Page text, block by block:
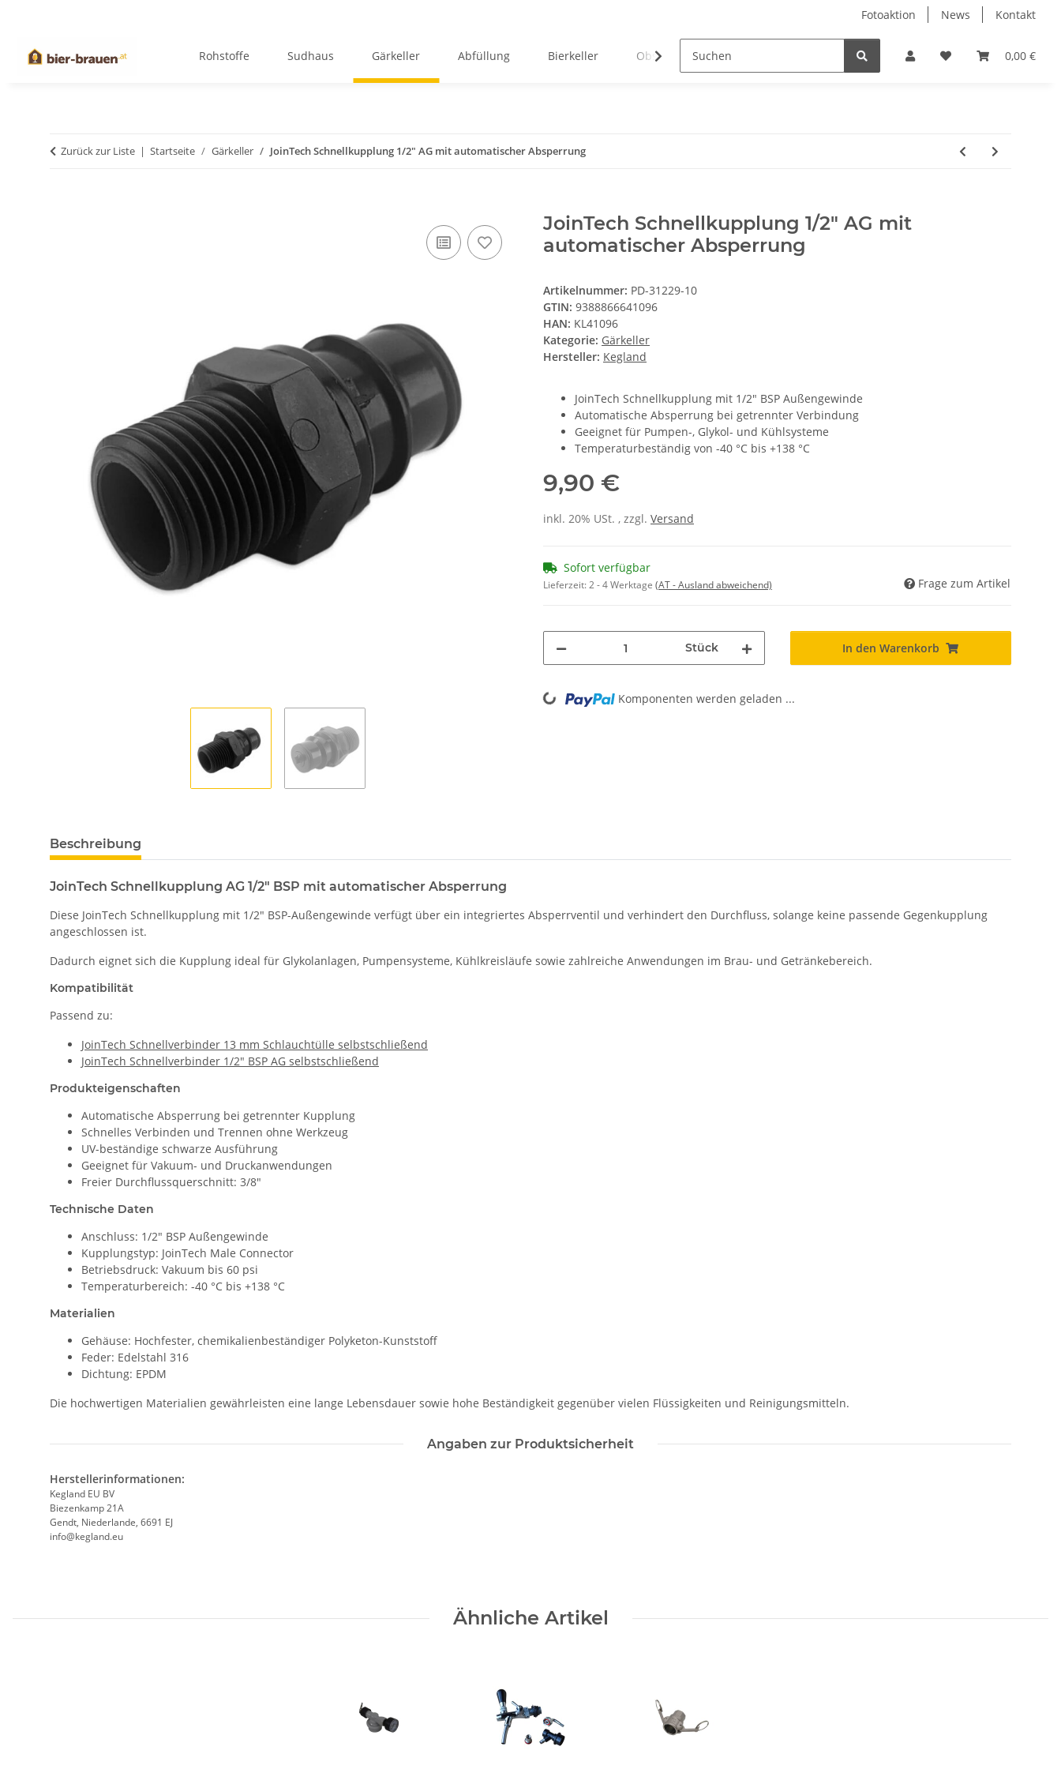
Fotoaktion News Kontakt
0,00 €
Rohstoffe Sudhaus Gärkeller Abfüllung Bierkeller Obstverarbeitung Nützliches Ersatzteile
Zurück zur Liste Startseite Gärkeller JoinTech Schnellkupplung 1/2" AG mit automatischer Absperrung
JoinTech Schnellkupplung 1/2" AG mit
automatischer Absperrung
Artikelnummer: PD-31229-10
GTIN: 9388866641096
HAN: KL41096
Kategorie: Gärkeller
Hersteller: Kegland
JoinTech Schnellkupplung mit 1/2" BSP Außengewinde
Automatische Absperrung bei getrennter Verbindung
Geeignet für Pumpen-, Glykol- und Kühlsysteme
Temperaturbeständig von -40 °C bis +138 °C
9,90 €
inkl. 20% USt. , zzgl. Versand
Sofort verfügbar
Lieferzeit:2 - 4 Werktage (AT - Ausland abweichend) Frage zum Artikel
Stück In den Warenkorb
Loading... Komponenten werden geladen ...
Beschreibung
JoinTech Schnellkupplung AG 1/2" BSP mit automatischer Absperrung
Diese JoinTech Schnellkupplung mit 1/2" BSP-Außengewinde verfügt über ein integriertes Absperrventil und verhindert den Durchfluss, solange keine passende Gegenkupplung
angeschlossen ist.
Dadurch eignet sich die Kupplung ideal für Glykolanlagen, Pumpensysteme, Kühlkreisläufe sowie zahlreiche Anwendungen im Brau- und Getränkebereich.
Kompatibilität
Passend zu:
JoinTech Schnellverbinder 13 mm Schlauchtülle selbstschließend
JoinTech Schnellverbinder 1/2" BSP AG selbstschließend
Produkteigenschaften
Automatische Absperrung bei getrennter Kupplung
Schnelles Verbinden und Trennen ohne Werkzeug
UV-beständige schwarze Ausführung
Geeignet für Vakuum- und Druckanwendungen
Freier Durchflussquerschnitt: 3/8"
Technische Daten
Anschluss: 1/2" BSP Außengewinde
Kupplungstyp: JoinTech Male Connector
Betriebsdruck: Vakuum bis 60 psi
Temperaturbereich: -40 °C bis +138 °C
Materialien
Gehäuse: Hochfester, chemikalienbeständiger Polyketon-Kunststoff
Feder: Edelstahl 316
Dichtung: EPDM
Die hochwertigen Materialien gewährleisten eine lange Lebensdauer sowie hohe Beständigkeit gegenüber vielen Flüssigkeiten und Reinigungsmitteln.
Angaben zur Produktsicherheit
Herstellerinformationen:
Kegland EU BV
Biezenkamp 21A
Gendt, Niederlande, 6691 EJ
info@kegland.eu
Ähnliche Artikel